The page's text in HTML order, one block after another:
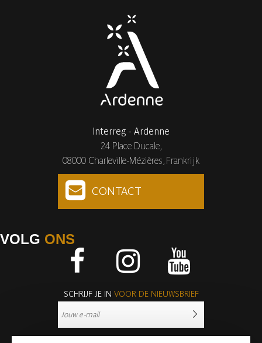
Interreg - Ardenne
24 Place Ducale,
08000 Charleville-Mézières, Frankrijk
CONTACT
VOLG ONS
SCHRIJF JE IN VOOR DE NIEUWSBRIEF